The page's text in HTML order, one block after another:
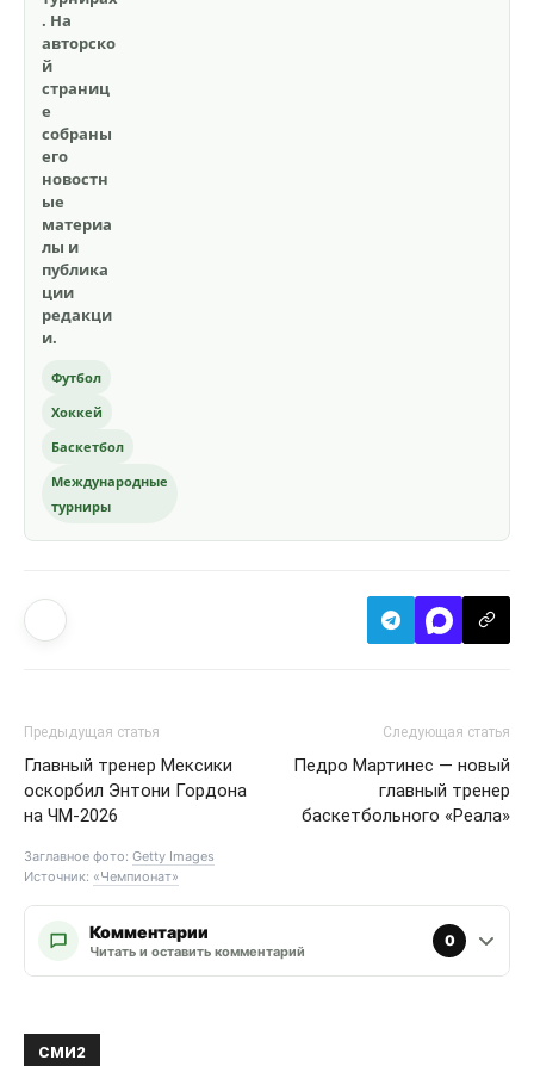
. На
авторско
й
страниц
е
собраны
его
новостн
ые
материа
лы и
публика
ции
редакци
и.
Футбол
Хоккей
Баскетбол
Международные
турниры
Предыдущая статья
Главный тренер Мексики
оскорбил Энтони Гордона
на ЧМ-2026
Следующая статья
Педро Мартинес — новый
главный тренер
баскетбольного «Реала»
Заглавное фото: Getty Images
Источник: «Чемпионат»
Комментарии
Читать и оставить комментарий
0
СМИ2